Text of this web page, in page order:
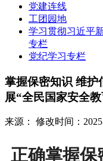
党建连线
工团园地
学习贯彻习近平
专栏
党纪学习专栏
掌握保密知识 维护
展“全民国家安全
来源： 修改时间：
正确掌握保